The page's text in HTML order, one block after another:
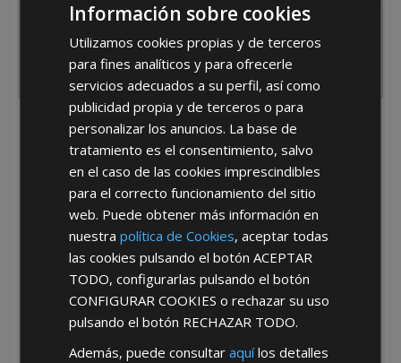
He leído y acepto laPolítica de Privacidad
*Abstenerse particulares, sólo venta a tiendas y empresas minoristas y
mayoristas.
Información sobre cookies
Utilizamos cookies propias y de terceros
para fines analíticos y para ofrecerle
servicios adecuados a su perfil, así como
publicidad propia y de terceros o para
personalizar los anuncios. La base de
tratamiento es el consentimiento, salvo
en el caso de las cookies imprescindibles
para el correcto funcionamiento del sitio
web. Puede obtener más información en
nuestrapolítica de Cookies, aceptar todas
las cookies pulsando el botónACEPTAR
TODO, configurarlas pulsando el botón
CONFIGURAR COOKIES o rechazar su uso
pulsando el botón RECHAZAR TODO.
Además, puede consultaraquílos detalles